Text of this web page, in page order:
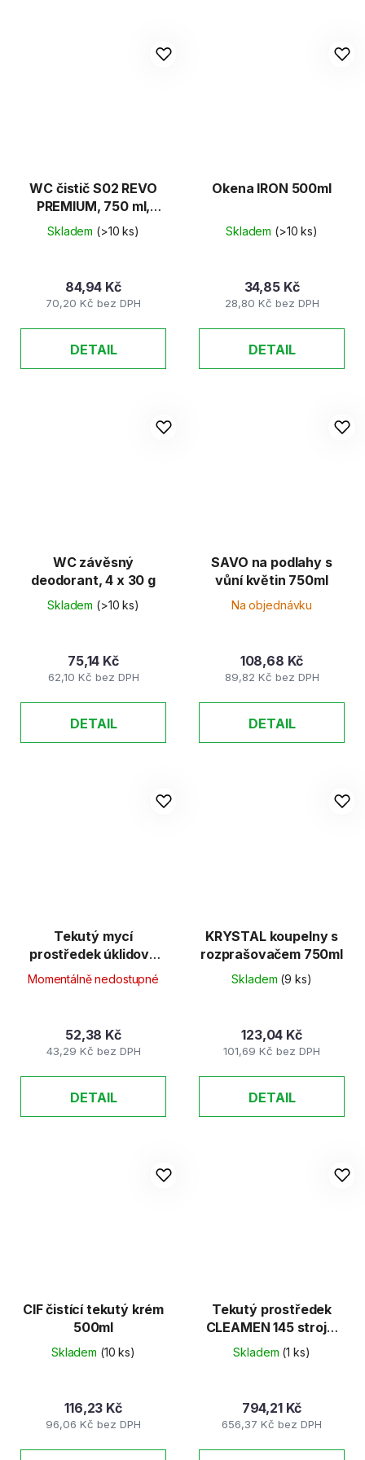
WC čistič S02 REVO
PREMIUM, 750 ml,
zelené
Skladem (>10 ks)
70,20 Kč bez DPH
84,94 Kč
DETAIL
Okena IRON 500ml
Skladem (>10 ks)
28,80 Kč bez DPH
34,85 Kč
DETAIL
WC závěsný
deodorant, 4 x 30 g
Skladem (>10 ks)
62,10 Kč bez DPH
75,14 Kč
DETAIL
SAVO na podlahy s
vůní květin 750ml
Na objednávku
89,82 Kč bez DPH
108,68 Kč
DETAIL
Tekutý mycí
prostředek úklidový
univerzál 1l
Momentálně nedostupné
43,29 Kč bez DPH
52,38 Kč
DETAIL
KRYSTAL koupelny s
rozprašovačem 750ml
Skladem (9 ks)
101,69 Kč bez DPH
123,04 Kč
DETAIL
CIF čistící tekutý krém
500ml
Skladem (10 ks)
96,06 Kč bez DPH
116,23 Kč
Tekutý prostředek
CLEAMEN 145 strojní
podlahy 5l
Skladem (1 ks)
656,37 Kč bez DPH
794,21 Kč